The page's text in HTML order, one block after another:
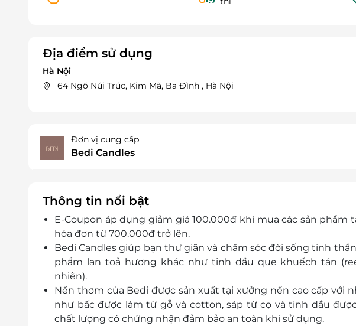
Địa điểm sử dụng
Hà Nội
64 Ngõ Núi Trúc, Kim Mã, Ba Đình , Hà Nội
Đơn vị cung cấp
Bedi Candles
Thông tin nổi bật
E-Coupon áp dụng giảm giá 100.000đ khi mua các sản phẩm
hóa đơn từ 700.000đ trở lên.
Bedi Candles giúp bạn thư giãn và chăm sóc đời sống tinh
phẩm lan toả hương khác như tinh dầu que khuếch tán
nhiên).
Nến thơm của Bedi được sản xuất tại xưởng nến cao cấp với
như bấc được làm từ gỗ và cotton, sáp từ cọ và tinh dầu
chất lượng có chứng nhận đảm bảo an toàn khi sử dụng.